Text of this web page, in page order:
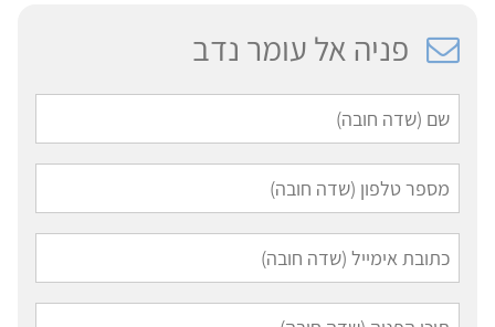
פניה אל עומר נדב